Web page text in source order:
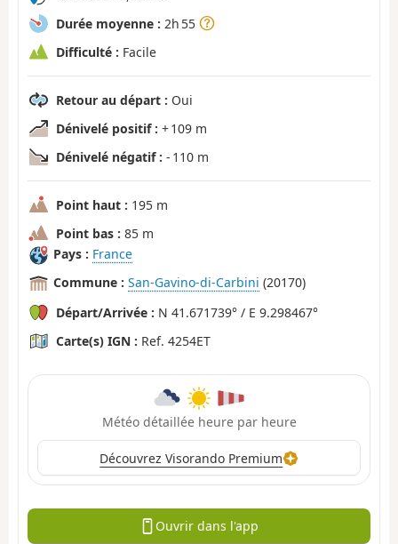
Durée moyenne : 2h 55
Difficulté : Facile
Retour au départ : Oui
Dénivelé positif : + 109 m
Dénivelé négatif : - 110 m
Point haut : 195 m
Point bas : 85 m
Pays : France
Commune : San-Gavino-di-Carbini (20170)
Départ/Arrivée : N 41.671739° / E 9.298467°
Carte(s) IGN : Ref. 4254ET
Météo détaillée heure par heure
Découvrez Visorando Premium
Ouvrir dans l'app